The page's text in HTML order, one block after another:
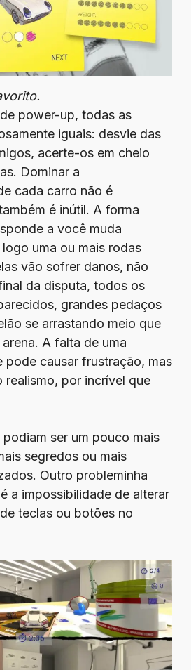
power-up, todas as
iguais: desvie das
acerte-os em cheio
Dominar a
cada carro não é
é inútil. A forma
a você muda
uma ou mais rodas
vão sofrer danos, não
da disputa, todos os
grandes pedaços
se arrastando meio que
A falta de uma
pode causar frustração, mas
realismo, por incrível que
ser um pouco mais
segredos ou mais
Outro probleminha
a impossibilidade de alterar
teclas ou botões no